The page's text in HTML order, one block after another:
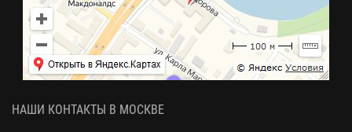
НАШИ КОНТАКТЫ В МОСКВЕ